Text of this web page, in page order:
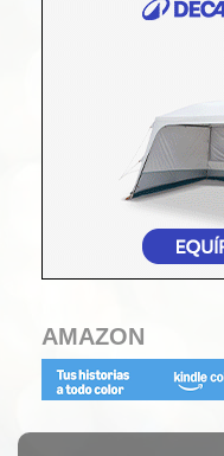
AMAZON